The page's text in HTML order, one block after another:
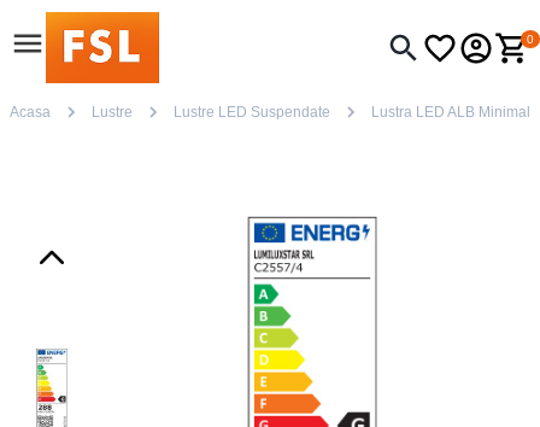
0
Acasa Lustre Lustre LED Suspendate Lustra LED ALB